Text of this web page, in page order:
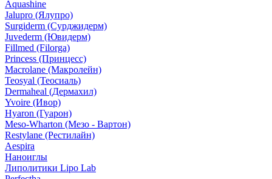
Aquashine
Jalupro (Ялупро)
Surgiderm (Сурджидерм)
Juvederm (Ювидерм)
Fillmed (Filorga)
Princess (Принцесс)
Macrolane (Макролейн)
Teosyal (Теосиаль)
Dermaheal (Дермахил)
Yvoire (Ивор)
Hyaron (Гуарон)
Meso-Wharton (Мезо - Вартон)
Restylane (Рестилайн)
Aespira
Наноиглы
Липолитики Lipo Lab